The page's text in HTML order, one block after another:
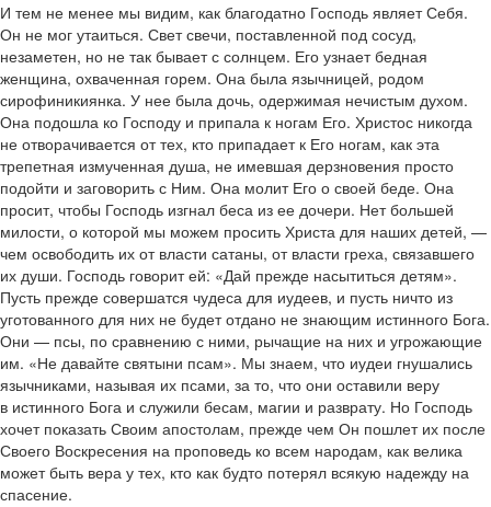
И тем не менее мы видим, как благодатно Господь являет Себя.
Он не мог утаиться. Свет свечи, поставленной под сосуд,
незаметен, но не так бывает с солнцем. Его узнает бедная
женщина, охваченная горем. Она была язычницей, родом
сирофиникиянка. У нее была дочь, одержимая нечистым духом.
Она подошла ко Господу и припала к ногам Его. Христос никогда
не отворачивается от тех, кто припадает к Его ногам, как эта
трепетная измученная душа, не имевшая дерзновения просто
подойти и заговорить с Ним. Она молит Его о своей беде. Она
просит, чтобы Господь изгнал беса из ее дочери. Нет большей
милости, о которой мы можем просить Христа для наших детей, —
чем освободить их от власти сатаны, от власти греха, связавшего
их души. Господь говорит ей: «Дай прежде насытиться детям».
Пусть прежде совершатся чудеса для иудеев, и пусть ничто из
уготованного для них не будет отдано не знающим истинного Бога.
Они — псы, по сравнению с ними, рычащие на них и угрожающие
им. «Не давайте святыни псам». Мы знаем, что иудеи гнушались
язычниками, называя их псами, за то, что они оставили веру
в истинного Бога и служили бесам, магии и разврату. Но Господь
хочет показать Своим апостолам, прежде чем Он пошлет их после
Своего Воскресения на проповедь ко всем народам, как велика
может быть вера у тех, кто как будто потерял всякую надежду на
спасение.